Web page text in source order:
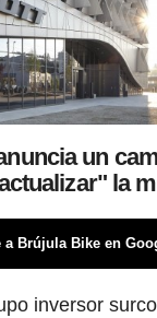
un
la
a Brújula Bike en
inversor